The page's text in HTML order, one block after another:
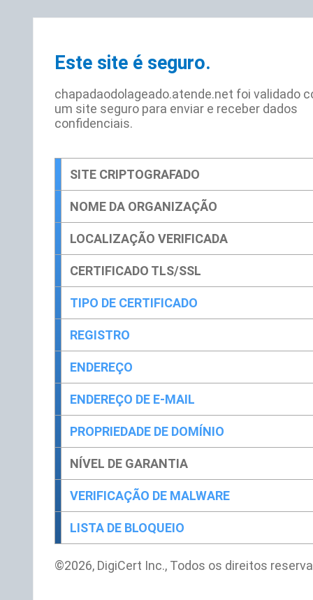
Este site é seguro.
chapadaodolageado.atende.net foi validado
um site seguro para enviar e receber dados
confidenciais.
SITE CRIPTOGRAFADO
NOME DA ORGANIZAÇÃO
LOCALIZAÇÃO VERIFICADA
CERTIFICADO TLS/SSL
TIPO DE CERTIFICADO
REGISTRO
ENDEREÇO
ENDEREÇO DE E-MAIL
PROPRIEDADE DE DOMÍNIO
NÍVEL DE GARANTIA
VERIFICAÇÃO DE MALWARE
LISTA DE BLOQUEIO
©2026, DigiCert Inc., Todos os direitos